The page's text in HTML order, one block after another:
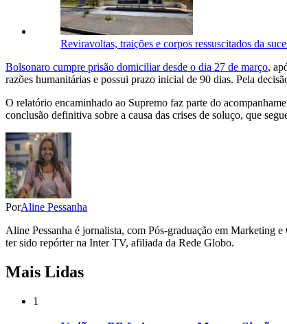
Reviravoltas, traições e corpos ressuscitados da
Bolsonaro cumpre prisão domiciliar desde o dia 27 de março,
razões humanitárias e possui prazo inicial de 90 dias. Pela
O relatório encaminhado ao Supremo faz parte do
conclusão definitiva sobre a causa das crises de soluço, que
PorAline Pessanha
Aline Pessanha é jornalista, com Pós-graduação em Marketing
ter sido repórter na Inter TV, afiliada da Rede Globo.
Mais Lidas
1